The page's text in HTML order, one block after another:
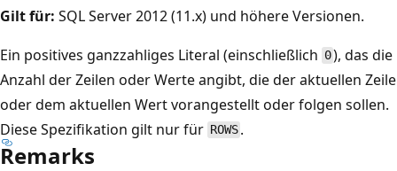
Gilt für: SQL Server 2012 (11.x) und höhere Versionen.
Ein positives ganzzahliges Literal (einschließlich 0), das die
Anzahl der Zeilen oder Werte angibt, die der aktuellen Zeile
oder dem aktuellen Wert vorangestellt oder folgen sollen.
Diese Spezifikation gilt nur für ROWS .
Remarks